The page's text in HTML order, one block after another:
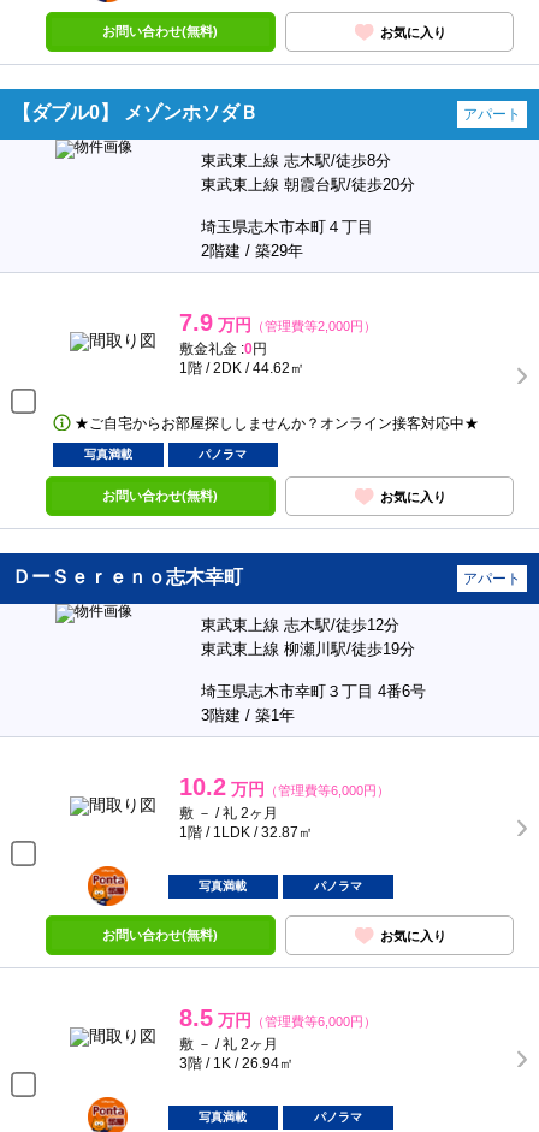
お問い合わせ(無料) お気に入り
【ダブル0】 メゾンホソダＢ アパート
東武東上線 志木駅/徒歩8分
東武東上線 朝霞台駅/徒歩20分
埼玉県志木市本町４丁目
2階建 / 築29年
7.9 万円 （管理費等2,000円）
敷金礼金 :0円
1階 / 2DK / 44.62㎡
★ご自宅からお部屋探ししませんか？オンライン接客対応中★
写真満載 パノラマ
お問い合わせ(無料) お気に入り
ＤーＳｅｒｅｎｏ志木幸町 アパート
東武東上線 志木駅/徒歩12分
東武東上線 柳瀬川駅/徒歩19分
埼玉県志木市幸町３丁目 4番6号
3階建 / 築1年
10.2 万円 （管理費等6,000円）
敷 － / 礼 2ヶ月
1階 / 1LDK / 32.87㎡
ポンタ
部屋
写真満載 パノラマ
お問い合わせ(無料) お気に入り
8.5 万円 （管理費等6,000円）
敷 － / 礼 2ヶ月
3階 / 1K / 26.94㎡
ポンタ
部屋
写真満載 パノラマ